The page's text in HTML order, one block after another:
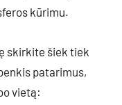
kūrimu.
skirkite šiek tiek
patarimus,
vietą: